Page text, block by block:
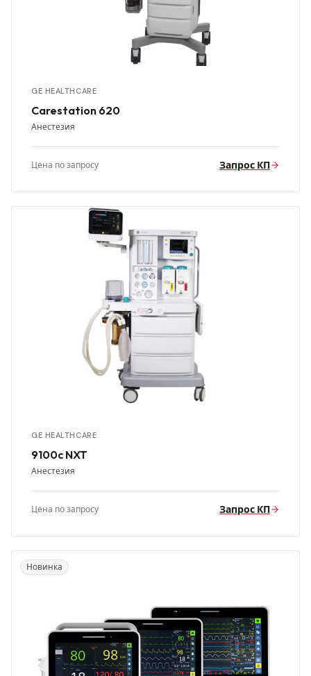
GE HEALTHCARE
Carestation 620
Анестезия
Цена по запросу Запрос КП
GE HEALTHCARE
9100c NXT
Анестезия
Цена по запросу Запрос КП
Новинка